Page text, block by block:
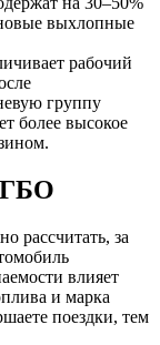
выхлопные
рабочий
группу
более высокое
ГБО
рассчитать, за
влияет
и марка
поездки, тем